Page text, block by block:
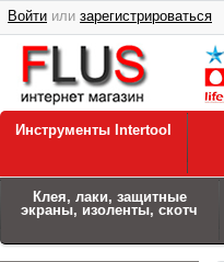
Войти или зарегистрироваться
Инструменты Intertool
Клея, лаки, защитные
экраны, изоленты, скотч